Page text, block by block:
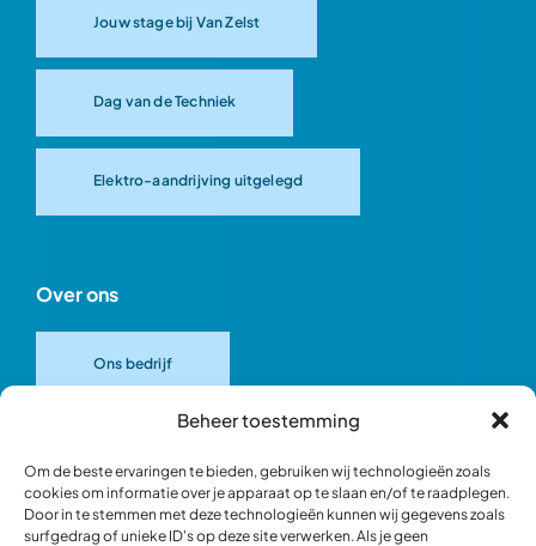
Beheer toestemming
Om de beste ervaringen te bieden, gebruiken wij technologieën zoals
cookies om informatie over je apparaat op te slaan en/of te raadplegen.
Door in te stemmen met deze technologieën kunnen wij gegevens zoals
surfgedrag of unieke ID's op deze site verwerken. Als je geen
Jouw stage bij Van Zelst
Dag van de Techniek
Elektro-aandrijving uitgelegd
Over ons
Ons bedrijf
Ons team